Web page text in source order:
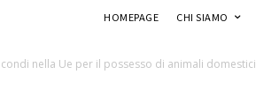
HOMEPAGE CHI SIAMO
nella Ue per il possesso di animali domestici